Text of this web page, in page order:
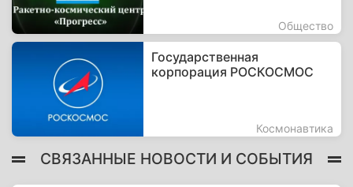
Общество
Государственная
корпорация РОСКОСМОС
Космонавтика
СВЯЗАННЫЕ НОВОСТИ И СОБЫТИЯ